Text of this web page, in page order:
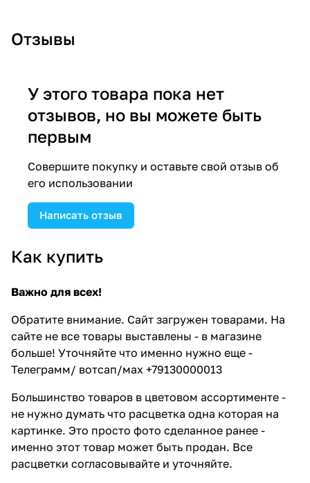
Отзывы
У этого товара пока нет
отзывов, но вы можете быть
первым
Совершите покупку и оставьте свой отзыв об
его использовании
Написать отзыв
Как купить
Важно для всех!
Обратите внимание. Сайт загружен товарами. На
сайте не все товары выставлены - в магазине
больше! Уточняйте что именно нужно еще -
Телеграмм/ вотсап/мах +79130000013
Большинство товаров в цветовом ассортименте -
не нужно думать что расцветка одна которая на
картинке. Это просто фото сделанное ранее -
именно этот товар может быть продан. Все
расцветки согласовывайте и уточняйте.